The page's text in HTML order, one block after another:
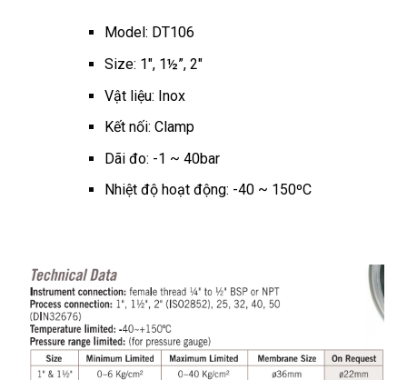
Model: DT106
Size: 1″, 1½”, 2″
Vật liệu: Inox
Kết nối: Clamp
Dãi đo: -1 ~ 40bar
Nhiệt độ hoạt động: -40 ~ 150ºC